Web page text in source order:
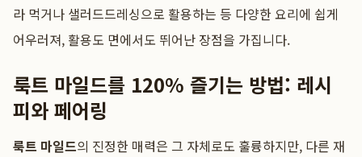
라 먹거나 샐러드드레싱으로 활용하는 등 다양한 요리에 쉽게
어우러져, 활용도 면에서도 뛰어난 장점을 가집니다.
룩트 마일드를 120% 즐기는 방법: 레시
피와 페어링
룩트 마일드의 진정한 매력은 그 자체로도 훌륭하지만, 다른 재